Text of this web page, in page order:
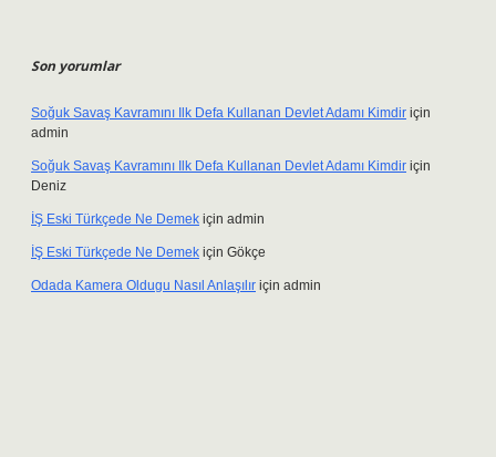
Son yorumlar
Soğuk Savaş Kavramını Ilk Defa Kullanan Devlet Adamı Kimdir için
admin
Soğuk Savaş Kavramını Ilk Defa Kullanan Devlet Adamı Kimdir için
Deniz
İŞ Eski Türkçede Ne Demek için admin
İŞ Eski Türkçede Ne Demek için Gökçe
Odada Kamera Oldugu Nasıl Anlaşılır için admin